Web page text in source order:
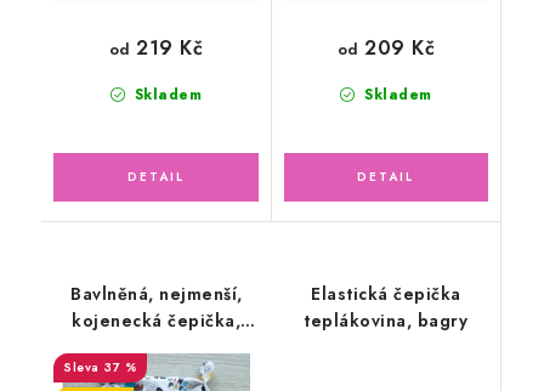
Skladem
od 219 Kč
Skladem
od 209 Kč
Bavlněná, nejmenší,
kojenecká čepička,
zvířátka dino
37 %
Elastická čepička
teplákovina, bagry